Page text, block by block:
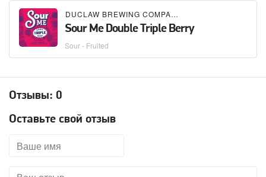
DUCLAW BREWING COMPANY
Sour Me Double Triple Berry
Sour - Fruited
Отзывы: 0
Оставьте свой отзыв